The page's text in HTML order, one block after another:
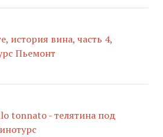
история вина, часть 4,
Пьемонт
tonnato - телятина под